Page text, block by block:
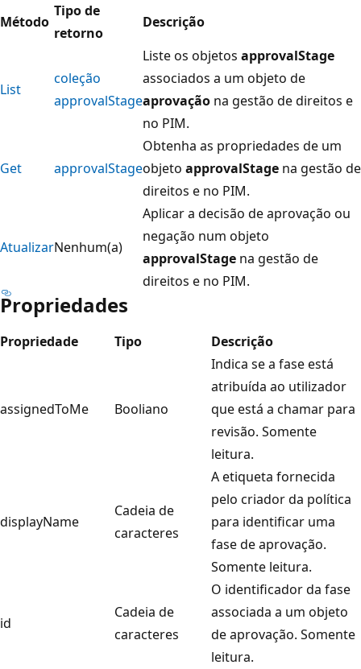
Método
Tipo de
retorno
Descrição
List
coleção
approvalStage
Liste os objetos approvalStage
associados a um objeto de
aprovação na gestão de direitos e
no PIM.
Get approvalStage
Obtenha as propriedades de um
objeto approvalStage na gestão de
direitos e no PIM.
AtualizarNenhum(a)
Aplicar a decisão de aprovação ou
negação num objeto
approvalStage na gestão de
direitos e no PIM.
Propriedades
Propriedade Tipo Descrição
assignedToMe Booliano
Indica se a fase está
atribuída ao utilizador
que está a chamar para
revisão. Somente
leitura.
displayName
Cadeia de
caracteres
A etiqueta fornecida
pelo criador da política
para identificar uma
fase de aprovação.
Somente leitura.
id
Cadeia de
caracteres
O identificador da fase
associada a um objeto
de aprovação. Somente
leitura.